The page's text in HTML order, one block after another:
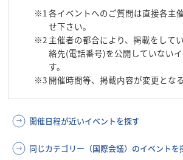
※1 各イベントへのご質問は直接各主
せ下さい。
※2 主催者の都合により、掲載をして
絡先(電話番号)を公開していない
す。
※3 開催時間等、掲載内容が変更とな
開催日程が近いイベントを探す
同じカテゴリー（国際会議）のイベントを